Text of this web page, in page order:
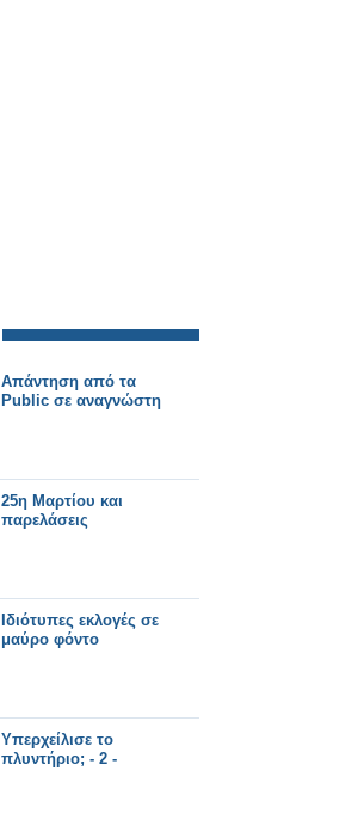
Απάντηση από τα
Public σε αναγνώστη
25η Μαρτίου και
παρελάσεις
Ιδιότυπες εκλογές σε
μαύρο φόντο
Υπερχείλισε το
πλυντήριο; - 2 -